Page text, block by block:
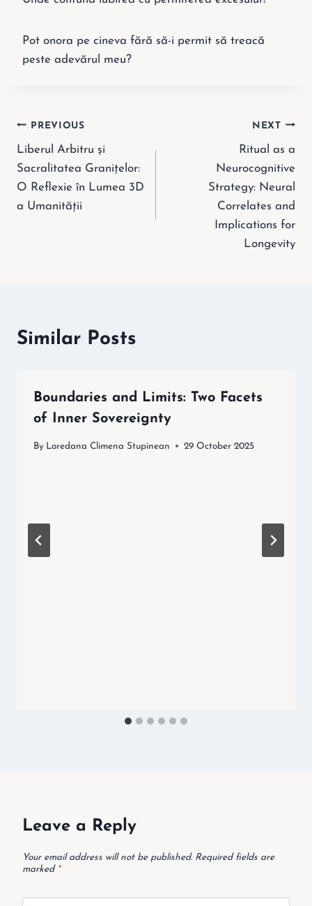
Pot onora pe cineva fără să-i permit să treacă
peste adevărul meu?
Post
navigation
PREVIOUS
Liberul Arbitru și
Sacralitatea Granițelor:
O Reflexie în Lumea 3D
a Umanității
NEXT
Ritual as a
Neurocognitive
Strategy: Neural
Correlates and
Implications for
Longevity
Similar Posts
Boundaries and Limits: Two Facets
of Inner Sovereignty
By Loredana Climena Stupinean 29 October 2025
Leave a Reply
Your email address will not be published. Required fields are
marked *